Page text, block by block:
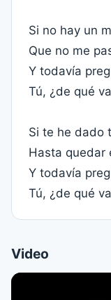
Si no hay un
Que no me
Y todavía
Tú, ¿de qué
Si te he dado
Hasta quedar
Y todavía
Tú, ¿de qué
Video